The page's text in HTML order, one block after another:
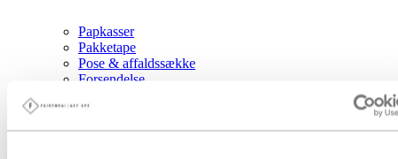
Papkasser
Pakketape
Pose & affaldssække
Forsendelse
Strækfilm & plastfolie
Kontorartikler & lagertilbehør